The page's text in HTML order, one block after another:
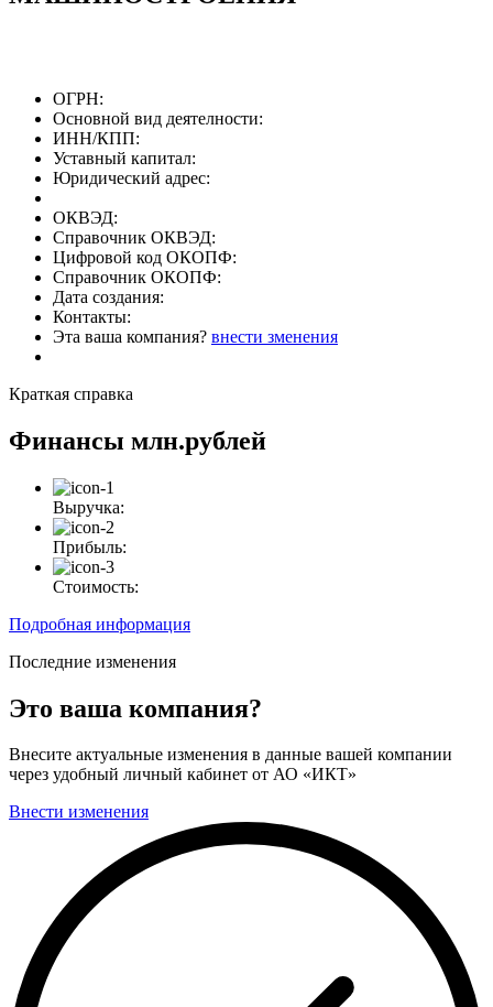
ОГРН:
Основной вид деятелности:
ИНН/КПП:
Уставный капитал:
Юридический адрес:
ОКВЭД:
Справочник ОКВЭД:
Цифровой код ОКОПФ:
Справочник ОКОПФ:
Дата создания:
Контакты:
Эта ваша компания? внести зменения
Краткая справка
Финансы млн.рублей
Выручка:
Прибыль:
Стоимость:
Подробная информация
Последние изменения
Это ваша компания?
Внесите актуальные изменения в данные вашей компании
через удобный личный кабинет от АО «ИКТ»
Внести изменения